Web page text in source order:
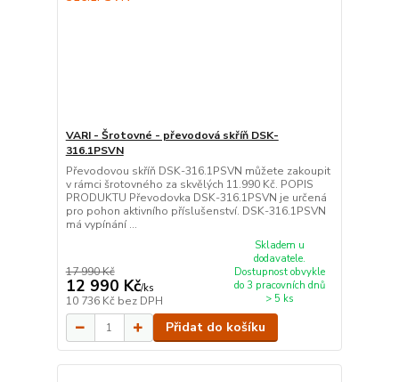
VARI - Šrotovné - převodová skříň DSK-
316.1PSVN
Převodovou skříň DSK-316.1PSVN můžete zakoupit
v rámci šrotovného za skvělých 11.990 Kč. POPIS
PRODUKTU Převodovka DSK-316.1PSVN je určená
pro pohon aktivního příslušenství. DSK-316.1PSVN
má vypínání ...
17 990 Kč
12 990 Kč/ks
10 736 Kč bez DPH
Skladem u
dodavatele.
Dostupnost obvykle
do 3 pracovních dnů
> 5 ks
Přidat do košíku